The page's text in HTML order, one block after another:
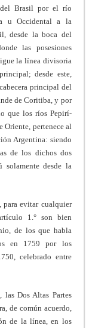
del Brasil por el río
u Occidental a la
desde la boca del
las posesiones
la línea divisoria
desde este,
principal del
de Coritiba, y por
que los ríos Pepirí-
Oriente, pertenece al
Argentina: siendo
de los dichos dos
desde la
para evitar cualquier
1.° son bien
de los que habla
en 1759 por los
celebrado entre
las Dos Altas Partes
de común acuerdo,
de la línea, en los